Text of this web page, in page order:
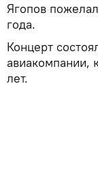
Ягопов
года.
Концерт
авиакомпании,
лет.